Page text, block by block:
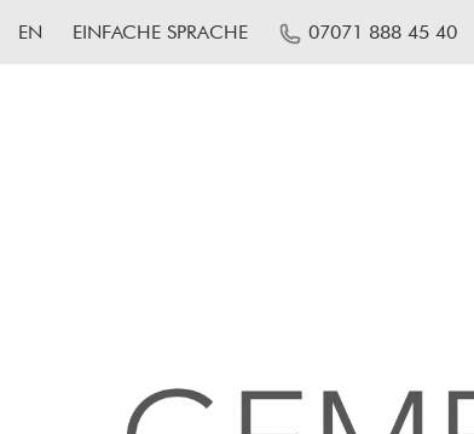
EN EINFACHE SPRACHE 07071 888 45 40